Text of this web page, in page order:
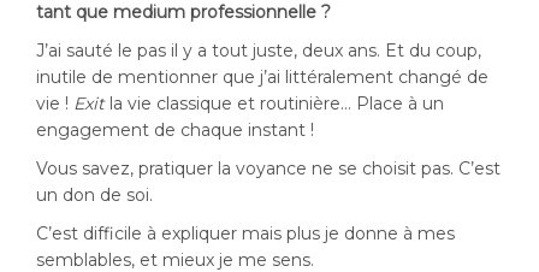
tant que medium professionnelle ?
J’ai sauté le pas il y a tout juste, deux ans. Et du coup,
inutile de mentionner que j’ai littéralement changé de
vie ! Exitla vie classique et routinière… Place à un
engagement de chaque instant !
Vous savez, pratiquer la voyance ne se choisit pas. C’est
un don de soi.
C’est difficile à expliquer mais plus je donne à mes
semblables, et mieux je me sens.